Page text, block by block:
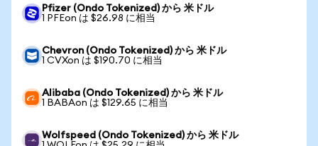
Pfizer (Ondo Tokenized) から 米ドル
1 PFEon は $26.98 に相当
Chevron (Ondo Tokenized) から 米ドル
1 CVXon は $190.70 に相当
Alibaba (Ondo Tokenized) から 米ドル
1 BABAon は $129.65 に相当
Wolfspeed (Ondo Tokenized) から 米ドル